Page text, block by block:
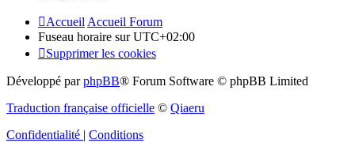
Accueil Accueil Forum
Fuseau horaire surUTC+02:00
Supprimer les cookies
Développé parphpBB® Forum Software © phpBB Limited
Traduction française officielle © Qiaeru
Confidentialité | Conditions